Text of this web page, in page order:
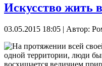
Искусство жить
03.05.2015 18:05 | Автор:
На протяжении всей
одной территории, люди
восхищается величием